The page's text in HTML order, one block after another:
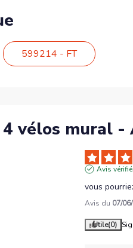
599214 - FT
vélos mural -
Avis vérifié
vous
Avis du 07/
Utile(0)